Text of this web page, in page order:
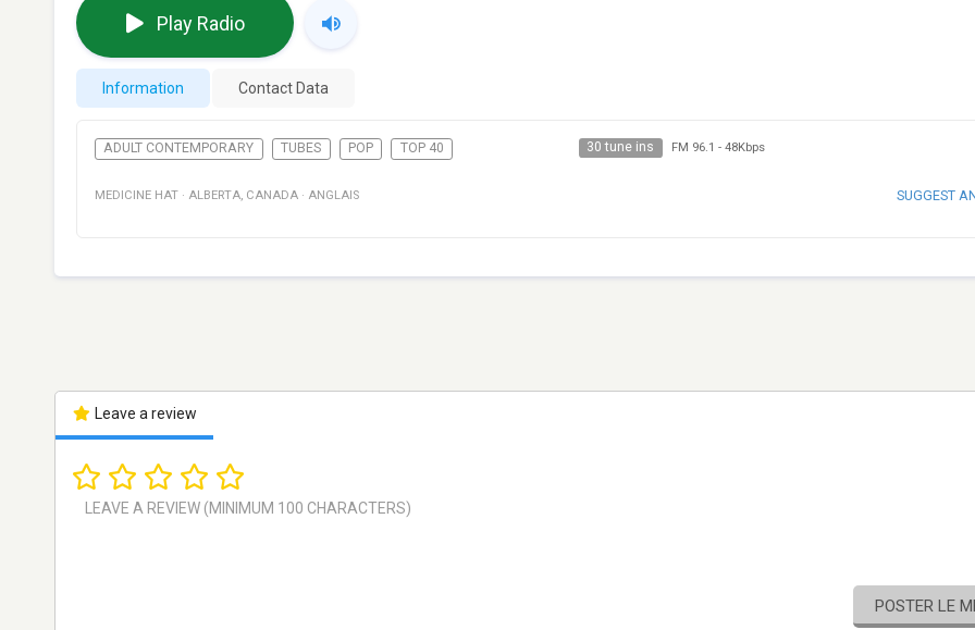
Play Radio
Information Contact Data
ADULT CONTEMPORARY TUBES POP TOP 40 30 tune ins FM 96.1 - 48Kbps
MEDICINE HAT · ALBERTA, CANADA · ANGLAIS SUGGEST
Leave a review
POSTER LE